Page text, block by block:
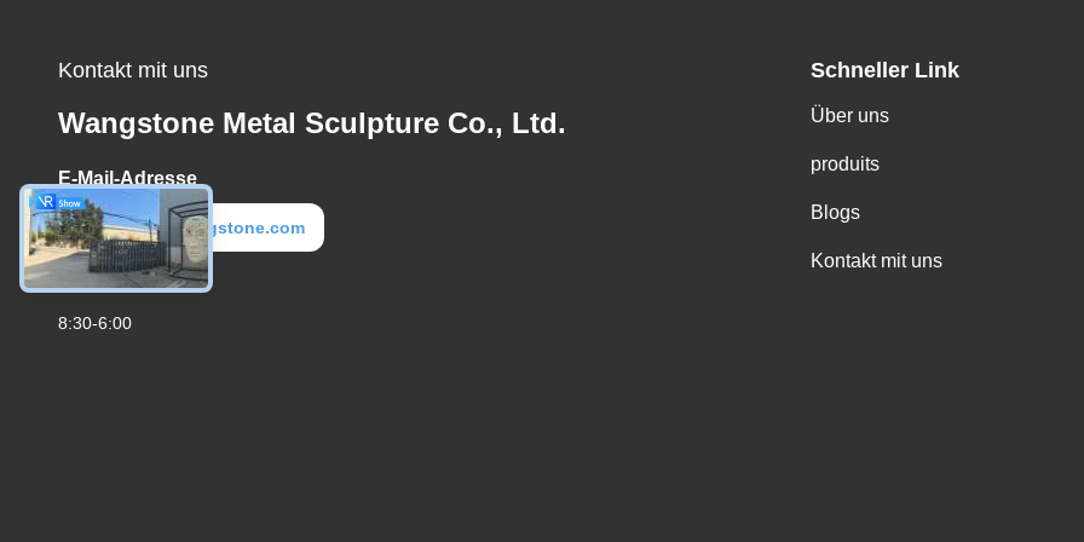
Kontakt mit uns
Wangstone Metal Sculpture Co., Ltd.
E-Mail-Adresse
metal@wangstone.com
Arbeitszeit
8:30-6:00
Schneller Link
Über uns
produits
Blogs
Kontakt mit uns